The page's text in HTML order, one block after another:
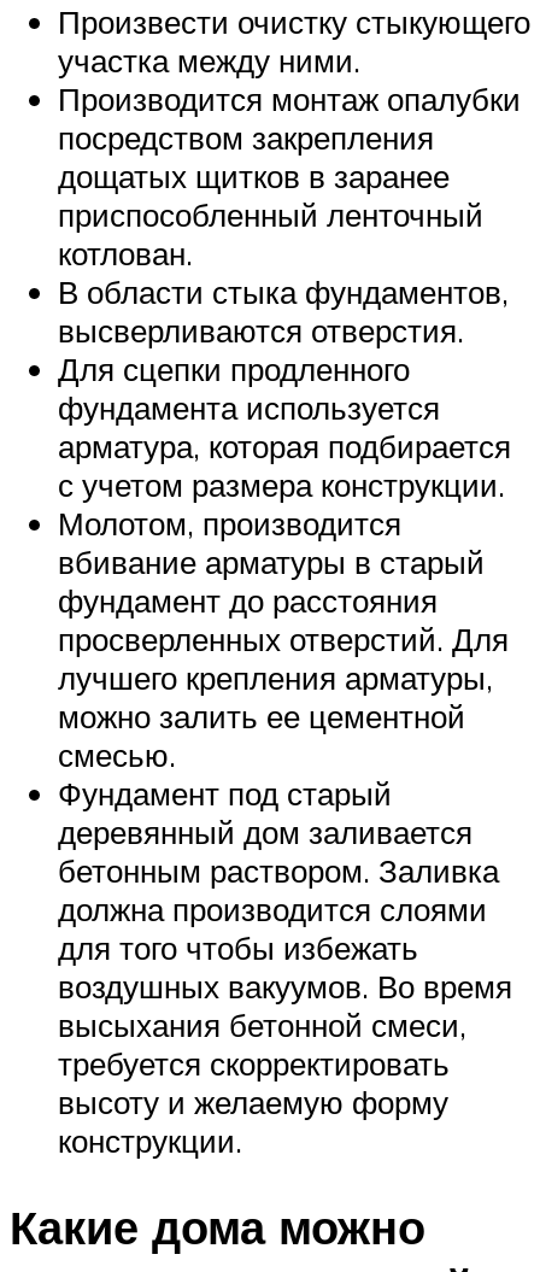
Произвести очистку стыкующего
участка между ними.
Производится монтаж опалубки
посредством закрепления
дощатых щитков в заранее
приспособленный ленточный
котлован.
В области стыка фундаментов,
высверливаются отверстия.
Для сцепки продленного
фундамента используется
арматура, которая подбирается
с учетом размера конструкции.
Молотом, производится
вбивание арматуры в старый
фундамент до расстояния
просверленных отверстий. Для
лучшего крепления арматуры,
можно залить ее цементной
смесью.
Фундамент под старый
деревянный дом заливается
бетонным раствором. Заливка
должна производится слоями
для того чтобы избежать
воздушных вакуумов. Во время
высыхания бетонной смеси,
требуется скорректировать
высоту и желаемую форму
конструкции.
Какие дома можно